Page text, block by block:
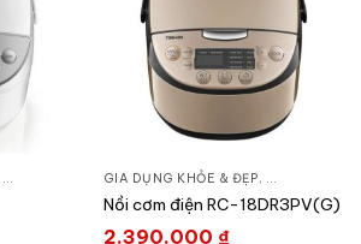
NỒI - ẤM - CA - BÌNH, NỒI CƠM ĐIỆN
GIA DỤNG KHỎE & ĐẸP, NỒI - ẤM -
Nồi cơm điện RC-18DR3PV(G)
2.390.000 ₫